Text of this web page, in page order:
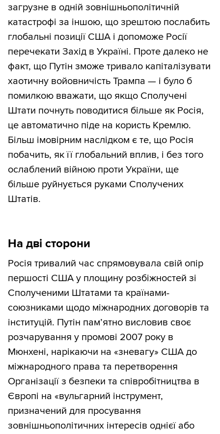
загрузне в одній зовнішньополітичній
катастрофі за іншою, що зрештою послабить
глобальні позиції США і допоможе Росії
перечекати Захід в Україні. Проте далеко не
факт, що Путін зможе тривало капіталізувати
хаотичну войовничість Трампа — і було б
помилкою вважати, що якщо Сполучені
Штати почнуть поводитися більше як Росія,
це автоматично піде на користь Кремлю.
Більш імовірним наслідком є те, що Росія
побачить, як її глобальний вплив, і без того
ослаблений війною проти України, ще
більше руйнується руками Сполучених
Штатів.
На дві сторони
Росія тривалий час спрямовувала свій опір
першості США у площину розбіжностей зі
Сполученими Штатами та країнами-
союзниками щодо міжнародних договорів та
інституцій. Путін пам’ятно висловив своє
розчарування у промові 2007 року в
Мюнхені, нарікаючи на «зневагу» США до
міжнародного права та перетворення
Організації з безпеки та співробітництва в
Європі на «вульгарний інструмент,
призначений для просування
зовнішньополітичних інтересів однієї або